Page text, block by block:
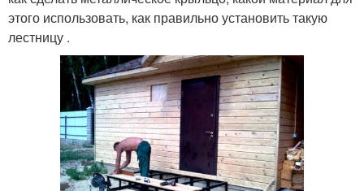
этого использовать, как правильно установить такую
лестницу .